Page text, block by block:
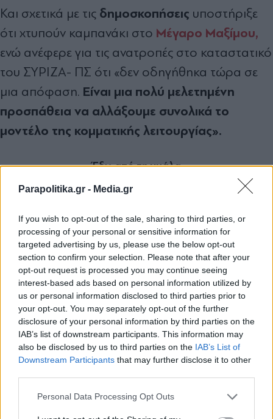
Parapolitika.gr - Media.gr
If you wish to opt-out of the sale, sharing to third parties, or
processing of your personal or sensitive information for
targeted advertising by us, please use the below opt-out
section to confirm your selection. Please note that after your
opt-out request is processed you may continue seeing
interest-based ads based on personal information utilized by
us or personal information disclosed to third parties prior to
your opt-out. You may separately opt-out of the further
disclosure of your personal information by third parties on the
IAB’s list of downstream participants. This information may
also be disclosed by us to third parties on the IAB’s List of
Downstream Participants that may further disclose it to other
Personal Data Processing Opt Outs
Και σχετικά με τις δημοσκοπήσεις υποστήριξε
ότι χτυπούν καμπανάκι στο Μέγαρο Μαξίμου,
ενώ ανέφερε για τις ανατροπές στο καταστατικό
του ΣΥΡΙΖΑ- ΠΣ ότι «δεν οδηγήθηκα τώρα σε
μια απόφαση. Είναι μια πολύ μελετημένη
προσπάθεια να αλλάξουμε συνολικά το
μοντέλο της κομματικής λειτουργίας».
Έξω από τη γυάλα
Περιγράφοντας τις αλλαγές που εισηγείται ως
είπε, «τα μέλη να μην είναι χειροκροτητές, αλλά
συνδιαμορφωτές των κρίσιμων αποφάσεων»,
ενώπαρομοίασε με «βαναυσότητα» και
«παραβίαση» της δημοκρατίας, «αυτό το
μοντέλο που μπήκα ψήφισα και μετά δεν
ξαναπατάω», όπως στις εκλογές του ΚΙΝΑΛ.
Απαντώντας μια προς μια στις αιτιάσεις της
του ΣΥΡΙΖΑ, αν και παραδέχτηκε ότι αυτή
Εγγραφή στο newsletter